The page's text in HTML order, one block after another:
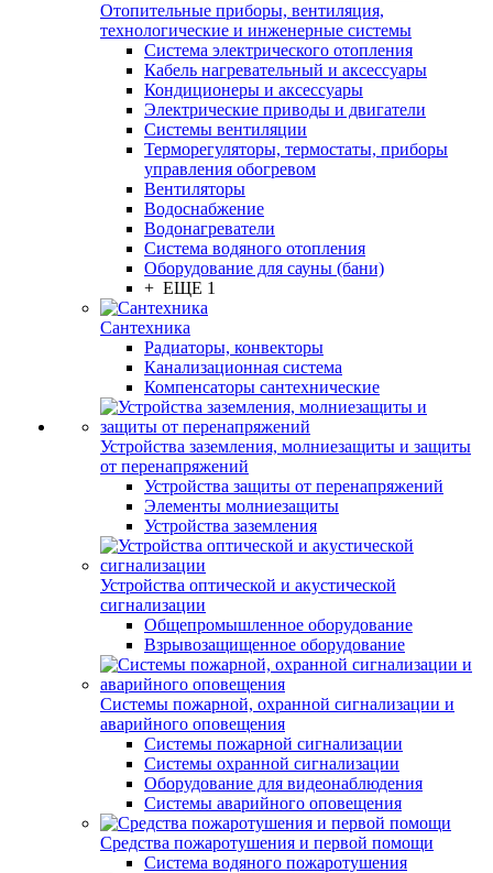
Отопительные приборы, вентиляция,
технологические и инженерные системы
Система электрического отопления
Кабель нагревательный и аксессуары
Кондиционеры и аксессуары
Электрические приводы и двигатели
Системы вентиляции
Терморегуляторы, термостаты, приборы
управления обогревом
Вентиляторы
Водоснабжение
Водонагреватели
Система водяного отопления
Оборудование для сауны (бани)
+ ЕЩЕ 1
Сантехника
Радиаторы, конвекторы
Канализационная система
Компенсаторы сантехнические
Устройства заземления, молниезащиты и защиты
от перенапряжений
Устройства защиты от перенапряжений
Элементы молниезащиты
Устройства заземления
Устройства оптической и акустической
сигнализации
Общепромышленное оборудование
Взрывозащищенное оборудование
Системы пожарной, охранной сигнализации и
аварийного оповещения
Системы пожарной сигнализации
Системы охранной сигнализации
Оборудование для видеонаблюдения
Системы аварийного оповещения
Средства пожаротушения и первой помощи
Система водяного пожаротушения